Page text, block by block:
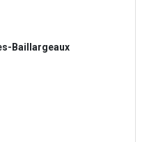
Baillargeaux